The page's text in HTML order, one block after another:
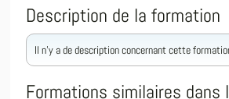
Description de la formation
Il n'y a de description concernant cette
Formations similaires dans